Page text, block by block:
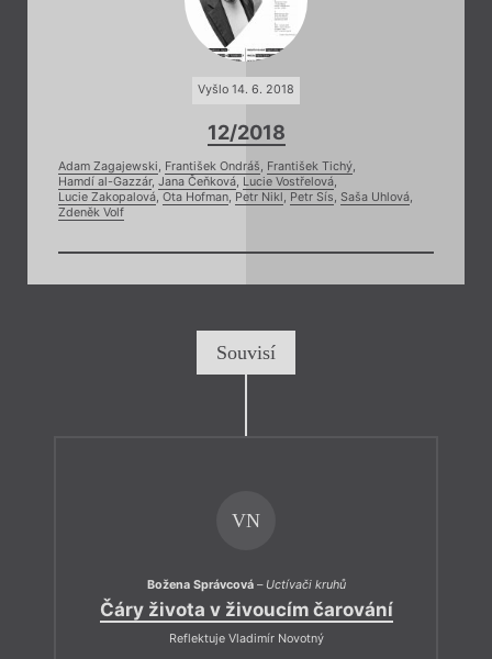
Vyšlo 14. 6. 2018
12/2018
Adam Zagajewski, František Ondráš, František Tichý,
Hamdí al-Gazzár, Jana Čeňková, Lucie Vostřelová,
Lucie Zakopalová, Ota Hofman, Petr Nikl, Petr Sís, Saša Uhlová,
Zdeněk Volf
Souvisí
VN
Božena Správcová– Uctívači kruhů
Čáry života v živoucím čarování
Reflektuje Vladimír Novotný